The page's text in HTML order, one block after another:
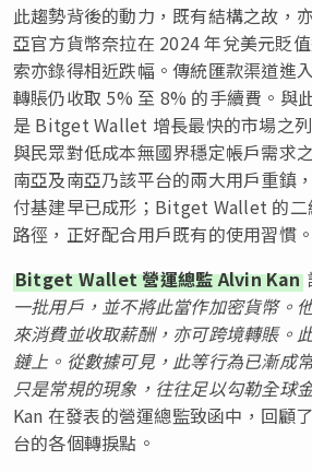
此趨勢背後的動力，既有結構之故，
亞官方貨幣奈拉在 2024 年兌美元貶
索亦錄得相近跌幅。傳統匯款渠道進
轉賬仍收取 5% 至 8% 的手續費。與
是 Bitget Wallet 增長最快的市場之
與民眾對低成本無國界穩定帳戶需求
南亞及南亞乃該平台的兩大用戶重鎮
付基建早已成形；Bitget Wallet 的二
路徑，正好配合用戶既有的使用習慣。
Bitget Wallet 營運總監 Alvin Kan
一批用戶，並不將此當作加密貨幣。
來消費並收取薪酬，亦可跨境轉賬。
鏈上。從數據可見，此等行為已漸成
只是常規的現象，往往足以勾勒全球
Kan 在發表的營運總監致函中，回顧
台的各個轉捩點。